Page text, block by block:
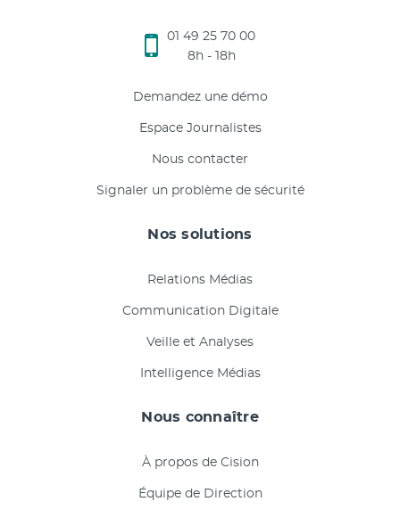
01 49 25 70 00
8h - 18h
Demandez une démo
Espace Journalistes
Nous contacter
Signaler un problème de sécurité
Nos solutions
Relations Médias
Communication Digitale
Veille et Analyses
Intelligence Médias
Nous connaître
À propos de Cision
Équipe de Direction